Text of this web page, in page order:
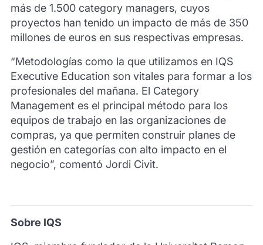
más de 1.500 category managers, cuyos
proyectos han tenido un impacto de más de 350
millones de euros en sus respectivas empresas.
“Metodologías como la que utilizamos en IQS
Executive Education son vitales para formar a los
profesionales del mañana. El Category
Management es el principal método para los
equipos de trabajo en las organizaciones de
compras, ya que permiten construir planes de
gestión en categorías con alto impacto en el
negocio”, comentó Jordi Civit.
Sobre IQS